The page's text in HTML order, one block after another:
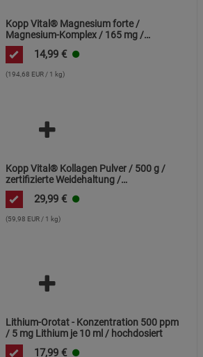
Kopp Vital® Magnesium forte /
Magnesium-Komplex / 165 mg /
90 Kapseln
14,99 €
(194,68 EUR / 1 kg)
Kopp Vital® Kollagen Pulver / 500 g /
zertifizierte Weidehaltung /
Kollagenhydrolysat / Kollagenpeptid /
91% Eiweiß
29,99 €
(59,98 EUR / 1 kg)
Lithium-Orotat - Konzentration 500 ppm
/ 5 mg Lithium je 10 ml / hochdosiert
17,99 €